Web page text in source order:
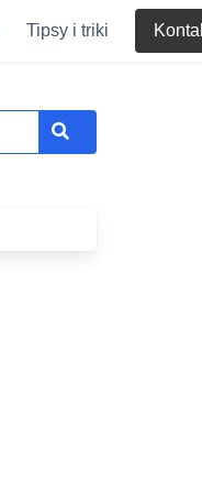
Tipsy i triki
Search